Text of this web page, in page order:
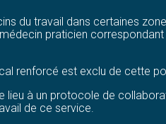
du travail dans certaines
praticien
renforcé est exclu de cette
lieu à un protocole de
de ce service.